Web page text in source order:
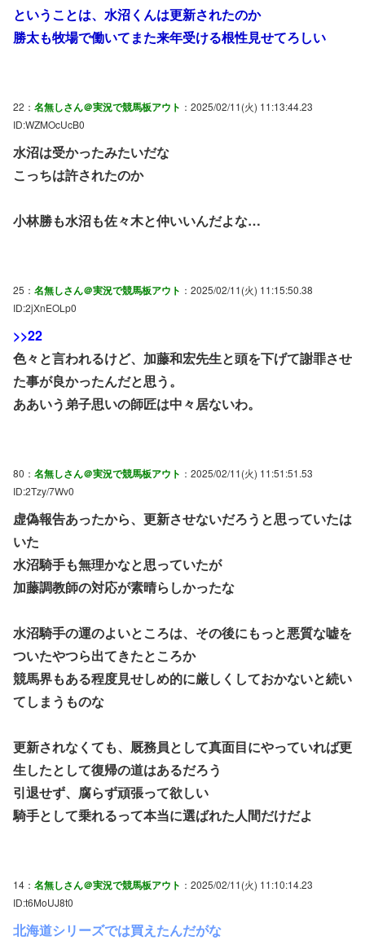
ということは、水沼くんは更新されたのか
勝太も牧場で働いてまた来年受ける根性見せてろしい
22： 名無しさん＠実況で競馬板アウト ：2025/02/11(火) 11:13:44.23
ID:WZMOcUcB0
水沼は受かったみたいだな
こっちは許されたのか
小林勝も水沼も佐々木と仲いいんだよな…
25： 名無しさん＠実況で競馬板アウト ：2025/02/11(火) 11:15:50.38
ID:2jXnEOLp0
>>22
色々と言われるけど、加藤和宏先生と頭を下げて謝罪させ
た事が良かったんだと思う。
ああいう弟子思いの師匠は中々居ないわ。
80： 名無しさん＠実況で競馬板アウト ：2025/02/11(火) 11:51:51.53
ID:2Tzy/7Wv0
虚偽報告あったから、更新させないだろうと思っていたは
いた
水沼騎手も無理かなと思っていたが
加藤調教師の対応が素晴らしかったな
水沼騎手の運のよいところは、その後にもっと悪質な嘘を
ついたやつら出てきたところか
競馬界もある程度見せしめ的に厳しくしておかないと続い
てしまうものな
更新されなくても、厩務員として真面目にやっていれば更
生したとして復帰の道はあるだろう
引退せず、腐らず頑張って欲しい
騎手として乗れるって本当に選ばれた人間だけだよ
14： 名無しさん＠実況で競馬板アウト ：2025/02/11(火) 11:10:14.23
ID:t6MoUJ8t0
北海道シリーズでは買えたんだがな